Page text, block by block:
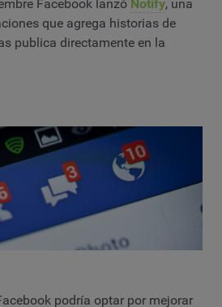
Facebook lanzó Notify, una
que agrega historias de
publica directamente en la
podría optar por mejorar